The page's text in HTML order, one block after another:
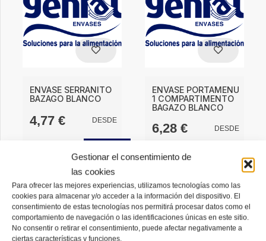
Gestionar el consentimiento de
las cookies
Para ofrecer las mejores experiencias, utilizamos tecnologías como las
cookies para almacenar y/o acceder a la información del dispositivo. El
consentimiento de estas tecnologías nos permitirá procesar datos como el
comportamiento de navegación o las identificaciones únicas en este sitio.
No consentir o retirar el consentimiento, puede afectar negativamente a
ciertas características y funciones.
ENVASE SERRANITO
BAZAGO BLANCO
4,77 € DESDE
ENVASE PORTAMENU
1 COMPARTIMENTO
BAGAZO BLANCO
6,28 € DESDE
DISPONIBLES